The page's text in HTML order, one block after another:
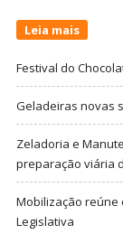
Leia mais
Festival do
Geladeiras novas
Zeladoria e
preparação viária
Mobilização reúne
Legislativa